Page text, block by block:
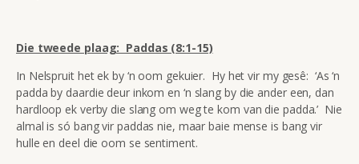
Die tweede plaag: Paddas (8:1-15)
In Nelspruit het ek by ‘n oom gekuier. Hy het vir my gesê: ‘As ‘n
padda by daardie deur inkom en ‘n slang by die ander een, dan
hardloop ek verby die slang om weg te kom van die padda.’ Nie
almal is só bang vir paddas nie, maar baie mense is bang vir
hulle en deel die oom se sentiment.